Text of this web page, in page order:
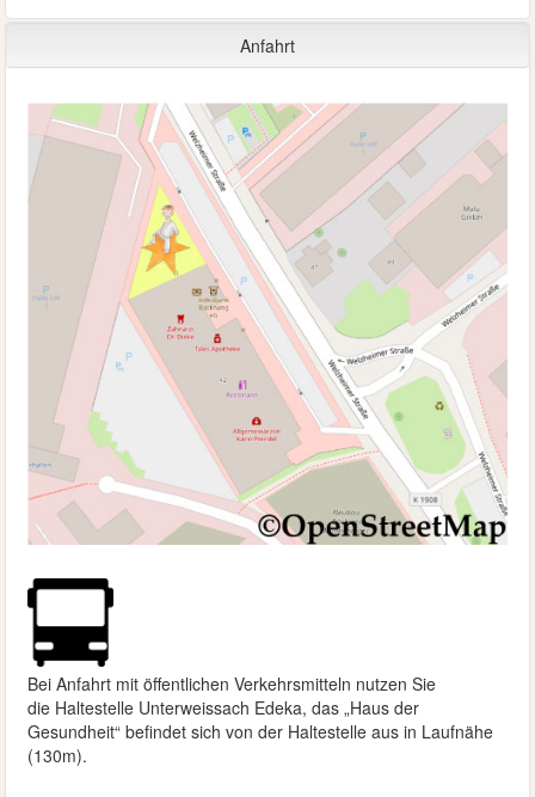
Anfahrt
Bei Anfahrt mit öffentlichen Verkehrsmitteln nutzen Sie
die Haltestelle Unterweissach Edeka, das „Haus der
Gesundheit“ befindet sich von der Haltestelle aus in Laufnähe
(130m).